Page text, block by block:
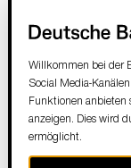
Willkommen bei der
Social Media-
Funktionen anbieten
anzeigen. Dies wird
ermöglicht.